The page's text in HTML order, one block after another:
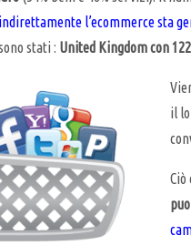
l’ecommerce sta
stati : United Kingdom con
il